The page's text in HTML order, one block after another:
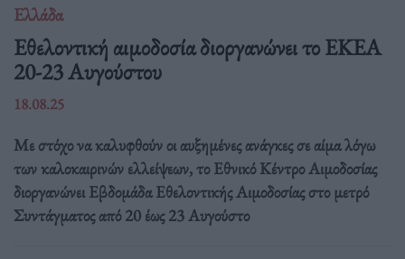
Ελλάδα
Eθελοντική αιμοδοσία διοργανώνει το ΕΚΕΑ
20-23 Αυγούστου
18.08.25
Με στόχο να καλυφθούν οι αυξημένες ανάγκες σε αίμα λόγω
των καλοκαιρινών ελλείψεων, το Εθνικό Κέντρο Αιμοδοσίας
διοργανώνει Εβδομάδα Εθελοντικής Αιμοδοσίας στο μετρό
Συντάγματος από 20 έως 23 Αυγούστο